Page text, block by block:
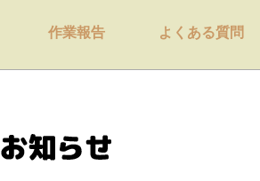
作業報告 よくある質問